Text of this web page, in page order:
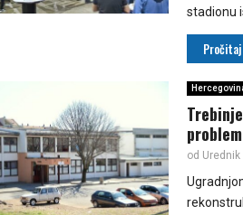
stadionu
Pročitaj
od Urednik